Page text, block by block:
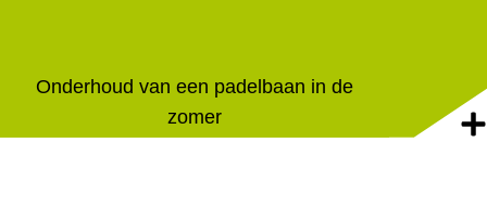
Onderhoud van een padelbaan in de
zomer